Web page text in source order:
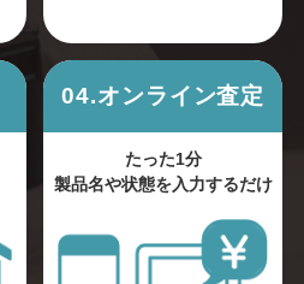
04.オンライン査定
たった1分
製品名や状態を入力するだけ